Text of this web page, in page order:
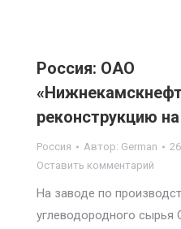
Россия: ОАО
реконструкцию
Россия Автор: German
Оставить комментарий
На заводе по
углеводородного сырья